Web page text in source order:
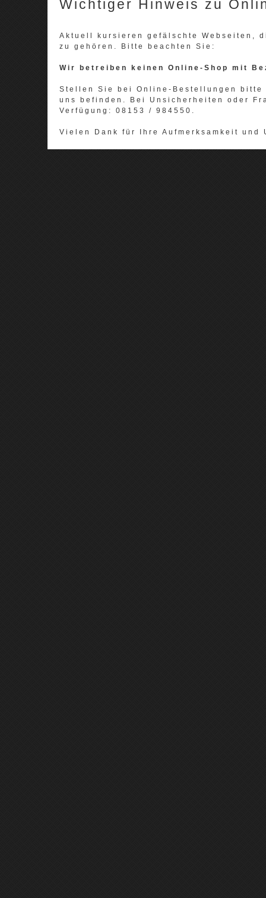
Wichtiger Hinweis zu
Aktuell kursieren gefälschte Webseiten,
zu gehören. Bitte beachten Sie:
Wir betreiben keinen Online-Shop mit
Stellen Sie bei Online-Bestellungen
uns befinden. Bei Unsicherheiten oder
Verfügung: 08153 / 984550.
Vielen Dank für Ihre Aufmerksamkeit und